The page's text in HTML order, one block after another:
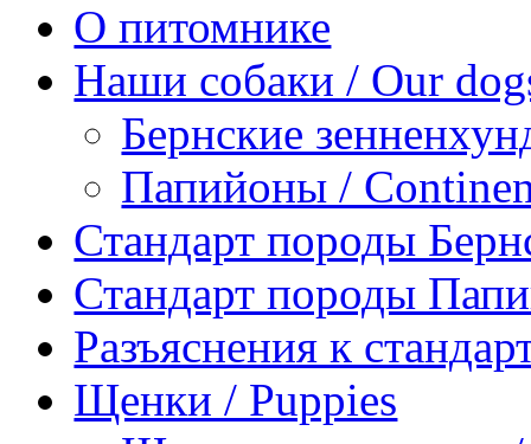
О питомнике
Наши собаки / Our
Бернские
Папийоны /
Стандарт породы
Стандарт породы
Разъяснения к
Щенки / Puppies